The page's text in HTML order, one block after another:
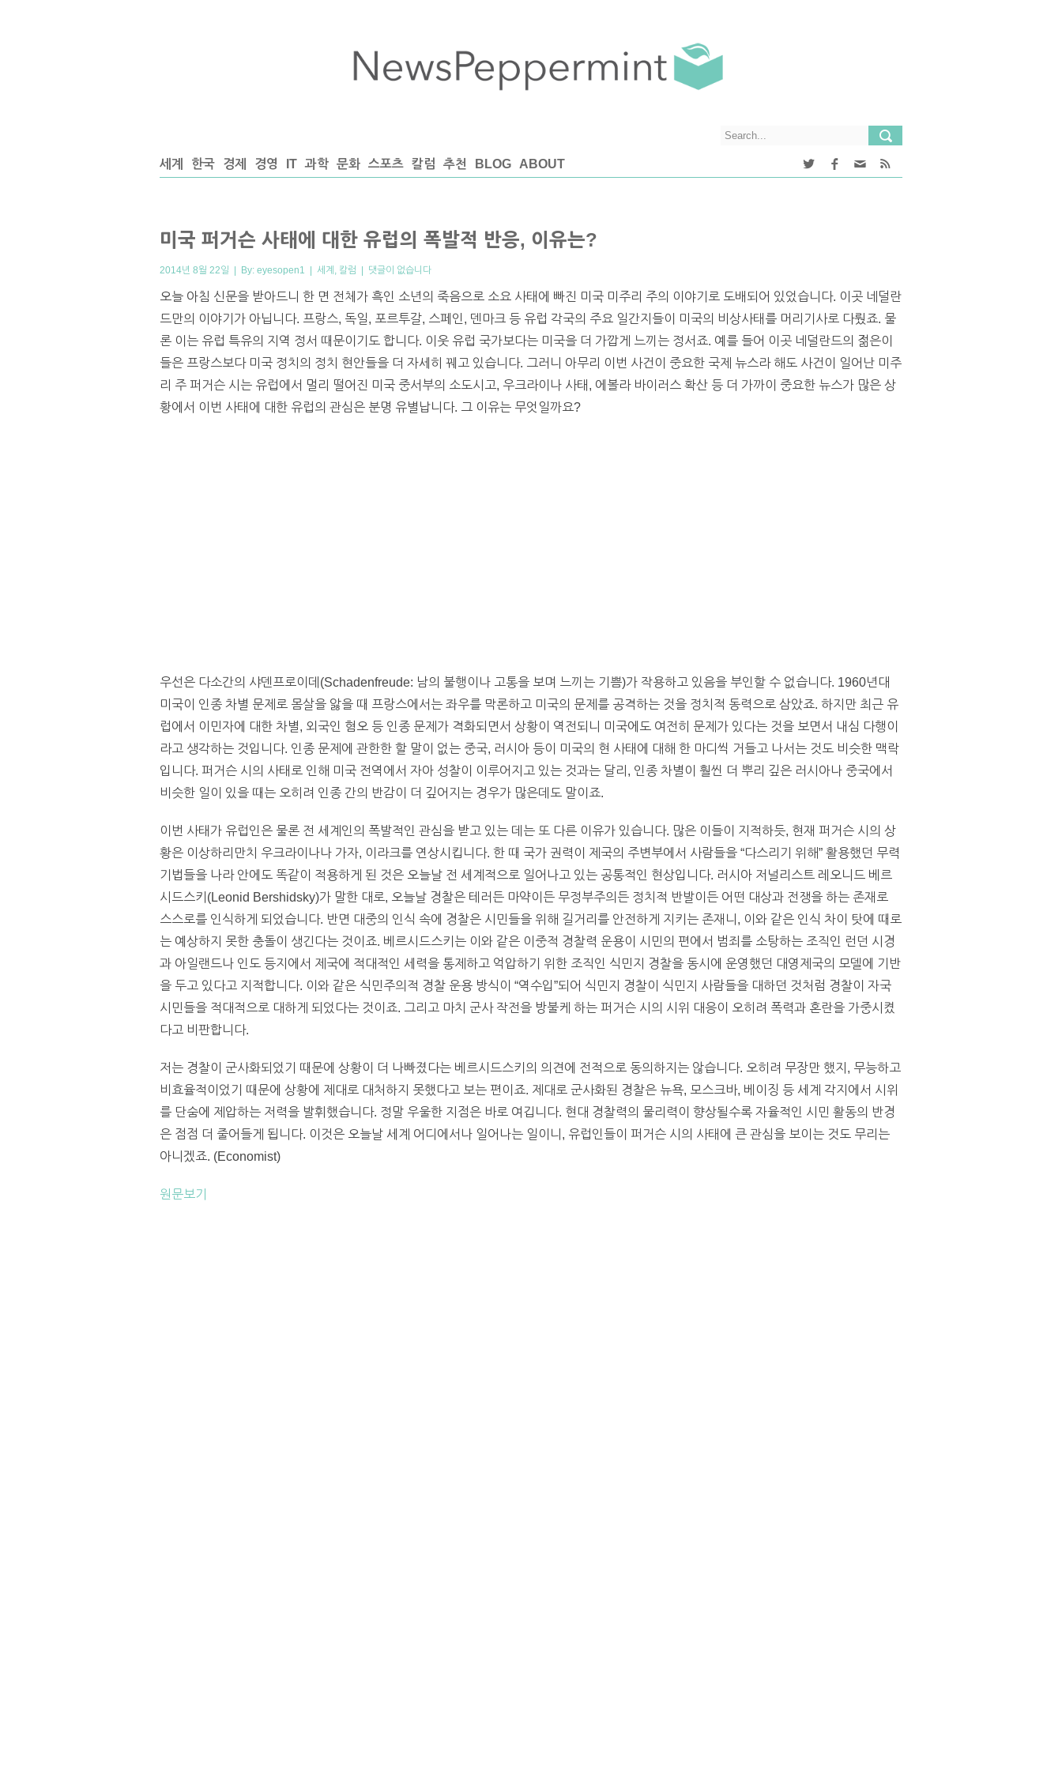
세계 한국 경제 경영 IT 과학 문화 스포츠 칼럼 추천 BLOG ABOUT
미국 퍼거슨 사태에 대한 유럽의 폭발적 반응, 이유는?
2014년 8월 22일 | By: eyesopen1 | 세계 , 칼럼 | 댓글이 없습니다
오늘 아침 신문을 받아드니 한 면 전체가 흑인 소년의 죽음으로 소요 사태에 빠진 미국 미주리 주의 이야기로 도배되어 있었습니다. 이곳 네덜란
드만의 이야기가 아닙니다. 프랑스, 독일, 포르투갈, 스페인, 덴마크 등 유럽 각국의 주요 일간지들이 미국의 비상사태를 머리기사로 다뤘죠. 물
론 이는 유럽 특유의 지역 정서 때문이기도 합니다. 이웃 유럽 국가보다는 미국을 더 가깝게 느끼는 정서죠. 예를 들어 이곳 네덜란드의 젊은이
들은 프랑스보다 미국 정치의 정치 현안들을 더 자세히 꿰고 있습니다. 그러니 아무리 이번 사건이 중요한 국제 뉴스라 해도 사건이 일어난 미주
리 주 퍼거슨 시는 유럽에서 멀리 떨어진 미국 중서부의 소도시고, 우크라이나 사태, 에볼라 바이러스 확산 등 더 가까이 중요한 뉴스가 많은 상
황에서 이번 사태에 대한 유럽의 관심은 분명 유별납니다. 그 이유는 무엇일까요?
우선은 다소간의 샤덴프로이데(Schadenfreude: 남의 불행이나 고통을 보며 느끼는 기쁨)가 작용하고 있음을 부인할 수 없습니다. 1960년대
미국이 인종 차별 문제로 몸살을 앓을 때 프랑스에서는 좌우를 막론하고 미국의 문제를 공격하는 것을 정치적 동력으로 삼았죠. 하지만 최근 유
럽에서 이민자에 대한 차별, 외국인 혐오 등 인종 문제가 격화되면서 상황이 역전되니 미국에도 여전히 문제가 있다는 것을 보면서 내심 다행이
라고 생각하는 것입니다. 인종 문제에 관한한 할 말이 없는 중국, 러시아 등이 미국의 현 사태에 대해 한 마디씩 거들고 나서는 것도 비슷한 맥락
입니다. 퍼거슨 시의 사태로 인해 미국 전역에서 자아 성찰이 이루어지고 있는 것과는 달리, 인종 차별이 훨씬 더 뿌리 깊은 러시아나 중국에서
비슷한 일이 있을 때는 오히려 인종 간의 반감이 더 깊어지는 경우가 많은데도 말이죠.
이번 사태가 유럽인은 물론 전 세계인의 폭발적인 관심을 받고 있는 데는 또 다른 이유가 있습니다. 많은 이들이 지적하듯, 현재 퍼거슨 시의 상
황은 이상하리만치 우크라이나나 가자, 이라크를 연상시킵니다. 한 때 국가 권력이 제국의 주변부에서 사람들을 “다스리기 위해” 활용했던 무력
기법들을 나라 안에도 똑같이 적용하게 된 것은 오늘날 전 세계적으로 일어나고 있는 공통적인 현상입니다. 러시아 저널리스트 레오니드 베르
시드스키(Leonid Bershidsky)가 말한 대로, 오늘날 경찰은 테러든 마약이든 무정부주의든 정치적 반발이든 어떤 대상과 전쟁을 하는 존재로
스스로를 인식하게 되었습니다. 반면 대중의 인식 속에 경찰은 시민들을 위해 길거리를 안전하게 지키는 존재니, 이와 같은 인식 차이 탓에 때로
는 예상하지 못한 충돌이 생긴다는 것이죠. 베르시드스키는 이와 같은 이중적 경찰력 운용이 시민의 편에서 범죄를 소탕하는 조직인 런던 시경
과 아일랜드나 인도 등지에서 제국에 적대적인 세력을 통제하고 억압하기 위한 조직인 식민지 경찰을 동시에 운영했던 대영제국의 모델에 기반
을 두고 있다고 지적합니다. 이와 같은 식민주의적 경찰 운용 방식이 “역수입”되어 식민지 경찰이 식민지 사람들을 대하던 것처럼 경찰이 자국
시민들을 적대적으로 대하게 되었다는 것이죠. 그리고 마치 군사 작전을 방불케 하는 퍼거슨 시의 시위 대응이 오히려 폭력과 혼란을 가중시켰
다고 비판합니다.
저는 경찰이 군사화되었기 때문에 상황이 더 나빠졌다는 베르시드스키의 의견에 전적으로 동의하지는 않습니다. 오히려 무장만 했지, 무능하고
비효율적이었기 때문에 상황에 제대로 대처하지 못했다고 보는 편이죠. 제대로 군사화된 경찰은 뉴욕, 모스크바, 베이징 등 세계 각지에서 시위
를 단숨에 제압하는 저력을 발휘했습니다. 정말 우울한 지점은 바로 여깁니다. 현대 경찰력의 물리력이 향상될수록 자율적인 시민 활동의 반경
은 점점 더 줄어들게 됩니다. 이것은 오늘날 세계 어디에서나 일어나는 일이니, 유럽인들이 퍼거슨 시의 사태에 큰 관심을 보이는 것도 무리는
아니겠죠. (Economist)
원문보기